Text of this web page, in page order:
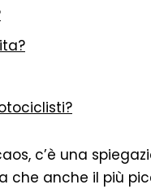
c’è una
che anche il più